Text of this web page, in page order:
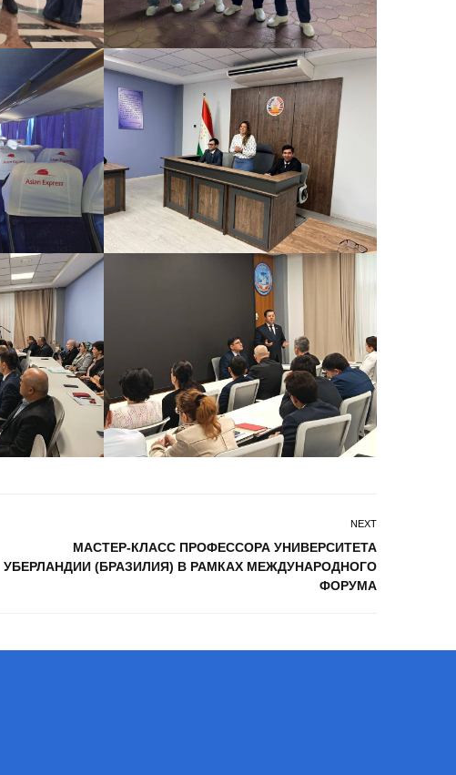
NEXT
МАСТЕР-КЛАСС ПРОФЕССОРА УНИВЕРСИТЕТА
УБЕРЛАНДИИ (БРАЗИЛИЯ) В РАМКАХ МЕЖДУНАРОДНОГО
ФОРУМА